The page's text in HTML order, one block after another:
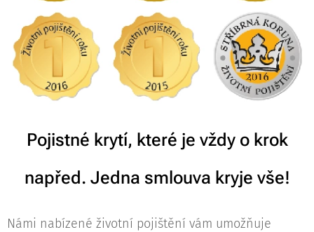
Pojistné krytí, které je vždy o krok
napřed. Jedna smlouva kryje vše!
Námi nabízené životní pojištění vám umožňuje